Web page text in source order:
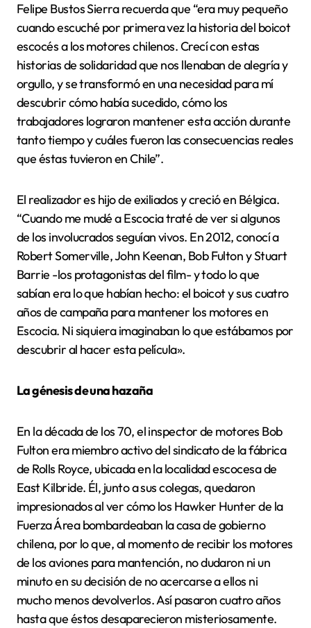
Felipe Bustos Sierra recuerda que “era muy pequeño
cuando escuché por primera vez la historia del boicot
escocés a los motores chilenos. Crecí con estas
historias de solidaridad que nos llenaban de alegría y
orgullo, y se transformó en una necesidad para mí
descubrir cómo había sucedido, cómo los
trabajadores lograron mantener esta acción durante
tanto tiempo y cuáles fueron las consecuencias reales
que éstas tuvieron en Chile”.
El realizador es hijo de exiliados y creció en Bélgica.
“Cuando me mudé a Escocia traté de ver si algunos
de los involucrados seguían vivos. En 2012, conocí a
Robert Somerville, John Keenan, Bob Fulton y Stuart
Barrie -los protagonistas del film- y todo lo que
sabían era lo que habían hecho: el boicot y sus cuatro
años de campaña para mantener los motores en
Escocia. Ni siquiera imaginaban lo que estábamos por
descubrir al hacer esta película».
La génesis de una hazaña
En la década de los 70, el inspector de motores Bob
Fulton era miembro activo del sindicato de la fábrica
de Rolls Royce, ubicada en la localidad escocesa de
East Kilbride. Él, junto a sus colegas, quedaron
impresionados al ver cómo los Hawker Hunter de la
Fuerza Área bombardeaban la casa de gobierno
chilena, por lo que, al momento de recibir los motores
de los aviones para mantención, no dudaron ni un
minuto en su decisión de no acercarse a ellos ni
mucho menos devolverlos. Así pasaron cuatro años
hasta que éstos desaparecieron misteriosamente.